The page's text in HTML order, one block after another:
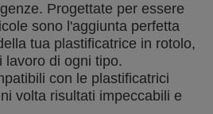
Progettate per essere
sono l'aggiunta perfetta
tua plastificatrice in rotolo,
lavoro di ogni tipo.
con le plastificatrici
volta risultati impeccabili e